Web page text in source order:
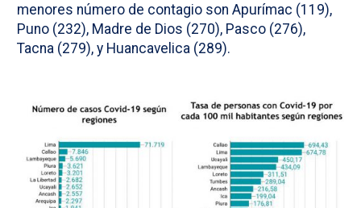
menores número de contagio son Apurímac (119),
Puno (232), Madre de Dios (270), Pasco (276),
Tacna (279), y Huancavelica (289).